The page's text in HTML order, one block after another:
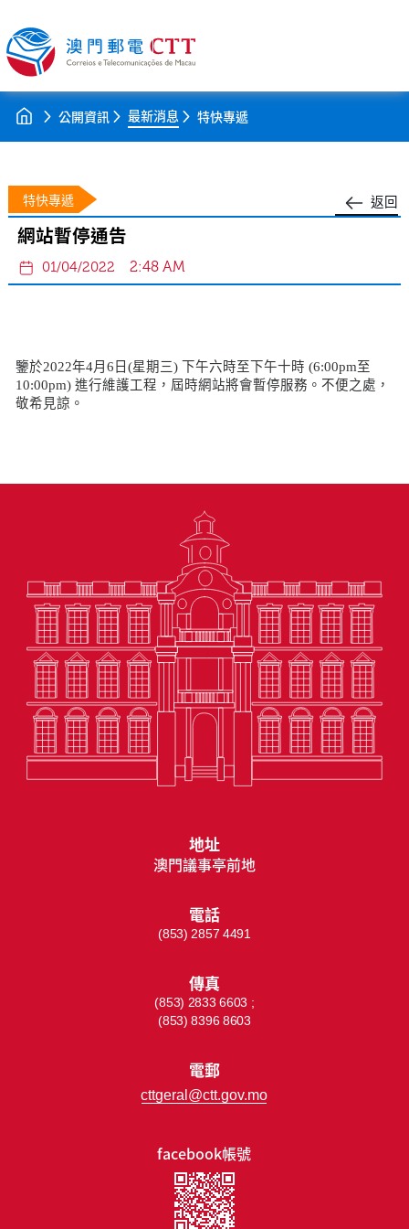
公開資訊 最新消息 特快專遞
返回
特快專遞
網站暫停通告
01/04/2022 2:48 AM
鑒於2022年4月6 日(星期三) 下午六時至下午十時(6:00pm至
10:00pm)進行維護工程，屆時網站將會暫停服務。不便之處，
敬希見諒。
facebook帳號
地址
澳門議事亭前地
電話
(853) 2857 4491
傳真
(853) 2833 6603 ;
(853) 8396 8603
電郵
cttgeral@ctt.gov.mo